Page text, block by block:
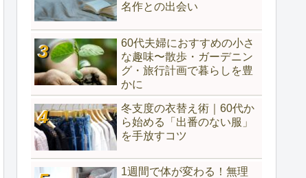
名作との出会い
60代夫婦におすすめの小さ
な趣味〜散歩・ガーデニン
グ・旅行計画で暮らしを豊
かに
冬支度の衣替え術｜60代か
ら始める「出番のない服」
を手放すコツ
1週間で体が変わる！無理